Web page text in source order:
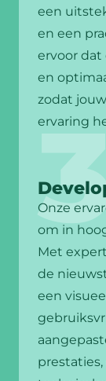
een
en een
ervoor dat
en
zodat
ervaring
Onze
om in
Met
de
een